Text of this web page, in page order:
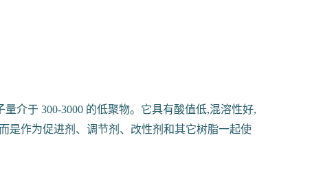
介于 300-3000 的低聚物。它具有酸值低,混溶性好,
是作为促进剂、调节剂、改性剂和其它树脂一起使